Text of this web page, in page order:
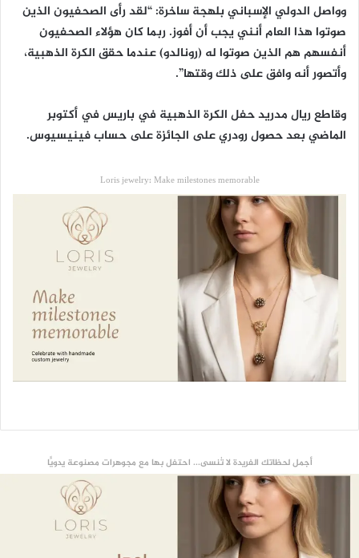
وواصل الدولي الإسباني بلهجة ساخرة: “لقد رأى الصحفيون الذين
صوتوا هذا العام أنني يجب أن أفوز. ربما كان هؤلاء الصحفيون
أنفسهم هم الذين صوتوا له (رونالدو) عندما حقق الكرة الذهبية،
وأتصور أنه وافق على ذلك وقتها”.
وقاطع ريال مدريد حفل الكرة الذهبية في باريس في أكتوبر
الماضي بعد حصول رودري على الجائزة على حساب فينيسيوس.
Loris jewelry: Make milestones memorable
أجمل لحظاتك الفريدة لا تُنسى... احتفل بها مع مجوهرات مصنوعة يدويًّا